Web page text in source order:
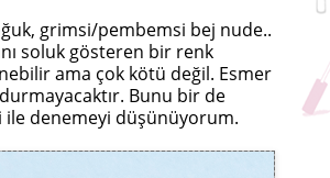
grimsi/pembemsi bej nude..
soluk gösteren bir renk
ama çok kötü değil. Esmer
Bunu bir de
ile denemeyi düşünüyorum.